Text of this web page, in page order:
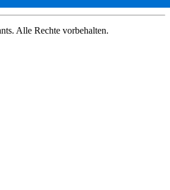
Alle Rechte vorbehalten.